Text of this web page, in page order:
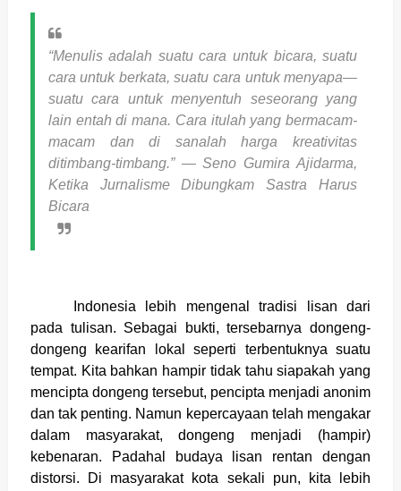
“Menulis adalah suatu cara untuk bicara, suatu
cara untuk berkata, suatu cara untuk menyapa—
suatu cara untuk menyentuh seseorang yang
lain entah di mana. Cara itulah yang bermacam-
macam dan di sanalah harga kreativitas
ditimbang-timbang.”― Seno Gumira Ajidarma,
Ketika Jurnalisme Dibungkam Sastra Harus
Bicara
Indonesia lebih mengenal tradisi lisan dari
pada tulisan. Sebagai bukti, tersebarnya dongeng-
dongeng kearifan lokal seperti terbentuknya suatu
tempat. Kita bahkan hampir tidak tahu siapakah yang
mencipta dongeng tersebut, pencipta menjadi anonim
dan tak penting. Namun kepercayaan telah mengakar
dalam masyarakat, dongeng menjadi (hampir)
kebenaran. Padahal budaya lisan rentan dengan
distorsi. Di masyarakat kota sekali pun, kita lebih